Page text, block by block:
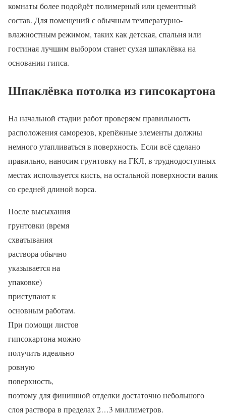
комнаты более подойдёт полимерный или цементный
состав. Для помещений с обычным температурно-
влажностным режимом, таких как детская, спальня или
гостиная лучшим выбором станет сухая шпаклёвка на
основании гипса.
Шпаклёвка потолка из гипсокартона
На начальной стадии работ проверяем правильность
расположения саморезов, крепёжные элементы должны
немного утапливаться в поверхность. Если всё сделано
правильно, наносим грунтовку на ГКЛ, в труднодоступных
местах используется кисть, на остальной поверхности валик
со средней длиной ворса.
После высыхания
грунтовки (время
схватывания
раствора обычно
указывается на
упаковке)
приступают к
основным работам.
При помощи листов
гипсокартона можно
получить идеально
ровную
поверхность,
поэтому для финишной отделки достаточно небольшого
слоя раствора в пределах 2…3 миллиметров.